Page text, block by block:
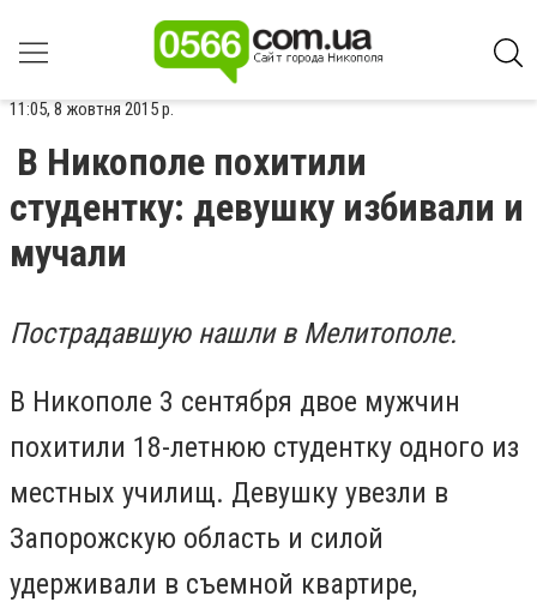
11:05, 8 жовтня 2015 р.
В Никополе похитили
студентку: девушку избивали и
мучали
Пострадавшую нашли в Мелитополе.
В Никополе 3 сентября двое мужчин
похитили 18-летнюю студентку одного из
местных училищ. Девушку увезли в
Запорожскую область и силой
удерживали в съемной квартире,